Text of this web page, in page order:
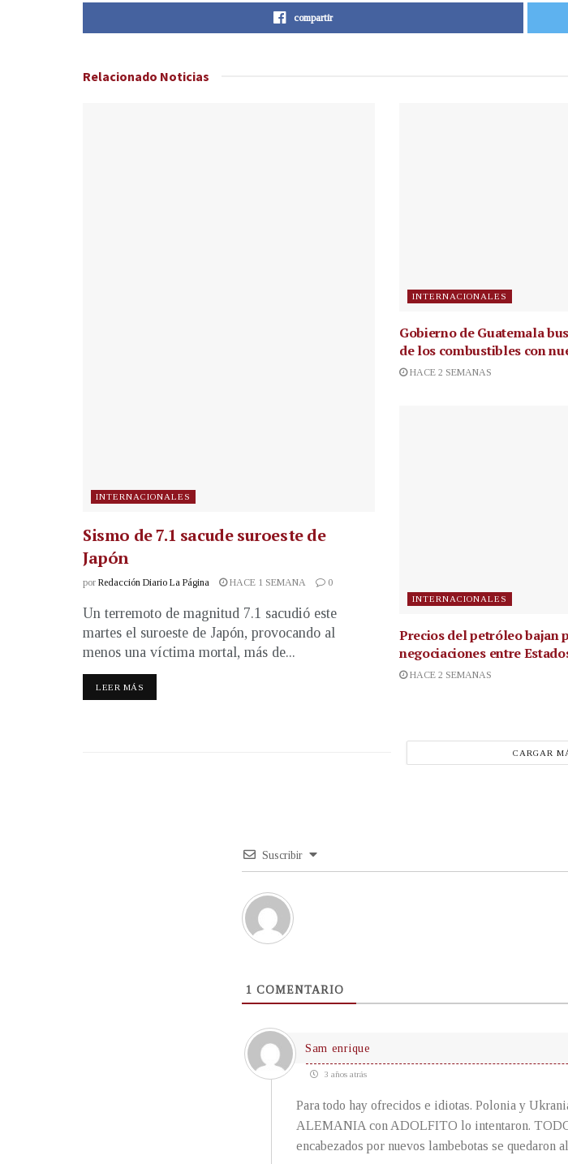
compartir
Relacionado Noticias
INTERNACIONALES
Sismo de 7.1 sacude suroeste de
Japón
por Redacción Diario La Página HACE 1 SEMANA 0
Un terremoto de magnitud 7.1 sacudió este
martes el suroeste de Japón, provocando al
menos una víctima mortal, más de...
LEER MÁS
INTERNACIONALES
Gobierno de Guatemala
de los combustibles con
HACE 2 SEMANAS
INTERNACIONALES
Precios del petróleo bajan
negociaciones entre
HACE 2 SEMANAS
CARGAR
Suscribir
1 COMENTARIO
Sam enrique
3 años atrás
Para todo hay ofrecidos e idiotas. Polonia y
ALEMANIA con ADOLFITO lo intentaron.
encabezados por nuevos lambebotas se quedaron